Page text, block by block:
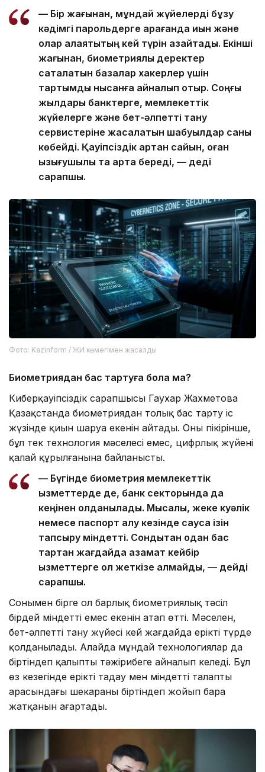
— Бір жағынан, мұндай жүйелерді бұзу
кәдімгі парольдерге қарағанда қиын және
олар алаяқтықтың кей түрін азайтады. Екінші
жағынан, биометриялық деректер
сақталатын базалар хакерлер үшін
тартымды нысанға айналып отыр. Соңғы
жылдары банктерге, мемлекеттік
жүйелерге және бет-әлпетті тану
сервистеріне жасалатын шабуылдар саны
көбейді. Қауіпсіздік артқан сайын, оған
қызығушылық та арта береді, — деді
сарапшы.
Фото: Kazinform / ЖИ көмегімен жасалды
Биометриядан бас тартуға бола ма?
Киберқауіпсіздік сарапшысы Гаухар Жахметова
Қазақстанда биометриядан толық бас тарту іс
жүзінде қиын шаруа екенін айтады. Оның пікірінше,
бұл тек технология мәселесі емес, цифрлық жүйенің
қалай құрылғанына байланысты.
— Бүгінде биометрия мемлекеттік
қызметтерде де, банк секторында да
кеңінен қолданылады. Мысалы, жеке куәлік
немесе паспорт алу кезінде саусақ ізін
тапсыру міндетті. Сондықтан одан бас
тартқан жағдайда азамат кейбір
қызметтерге қол жеткізе алмайды, — дейді
сарапшы.
Сонымен бірге ол барлық биометриялық тәсіл
бірдей міндетті емес екенін атап өтті. Мәселен,
бет-әлпетті тану жүйесі кей жағдайда ерікті түрде
қолданылады. Алайда мұндай технологиялар да
біртіндеп қалыпты тәжірибеге айналып келеді. Бұл
өз кезегінде ерікті таңдау мен міндетті талаптың
арасындағы шекараны біртіндеп жойып бара
жатқанын аңғартады.